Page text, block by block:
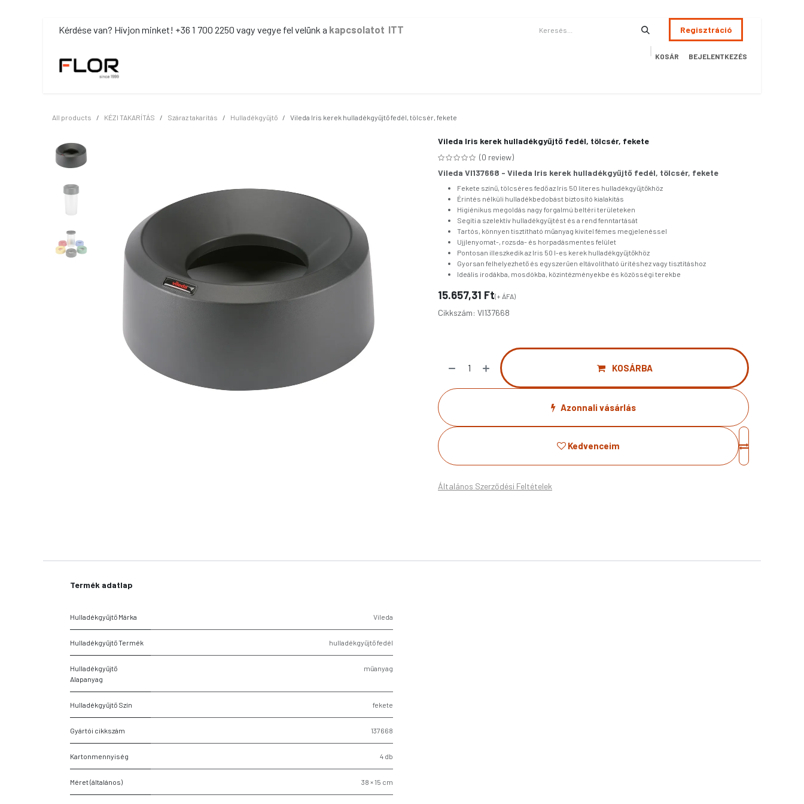
​Kérdése van? Hívjon minket! +36 1 700 2250 vagy vegye fel velünk a kapcsolatot ITT Regisztráció
KOSÁR BEJELENTKEZÉS
All products KÉZI TAKARÍTÁS Száraz takarítás Hulladékgyűjtő Vileda Iris kerek hulladékgyűjtő fedél, tölcsér, fekete
Vileda Iris kerek hulladékgyűjtő fedél, tölcsér, fekete
(0 review)
Vileda VI137668 - Vileda Iris kerek hulladékgyűjtő fedél, tölcsér, fekete
Fekete színű, tölcséres fedő az Iris 50 literes hulladékgyűjtőkhöz
Érintés nélküli hulladékbedobást biztosító kialakítás
Higiénikus megoldás nagy forgalmú beltéri területeken
Segíti a szelektív hulladékgyűjtést és a rend fenntartását
Tartós, könnyen tisztítható műanyag kivitel fémes megjelenéssel
Ujjlenyomat-, rozsda- és horpadásmentes felület
Pontosan illeszkedik az Iris 50 l-es kerek hulladékgyűjtőkhöz
Gyorsan felhelyezhető és egyszerűen eltávolítható ürítéshez vagy tisztításhoz
Ideális irodákba, mosdókba, közintézményekbe és közösségi terekbe
15.657,31 Ft(+ ÁFA)
Cikkszám: VI137668
KOSÁRBA
Azonnali vásárlás
Kedvenceim
Általános Szerződési Feltételek
Termék adatlap
Hulladékgyűjtő Márka Vileda
Hulladékgyűjtő Termék hulladékgyűjtő fedél
Hulladékgyűjtő
Alapanyag
műanyag
Hulladékgyűjtő Szín fekete
Gyártói cikkszám 137668
Kartonmennyiség 4 db
Méret (általános) 38 × 15 cm